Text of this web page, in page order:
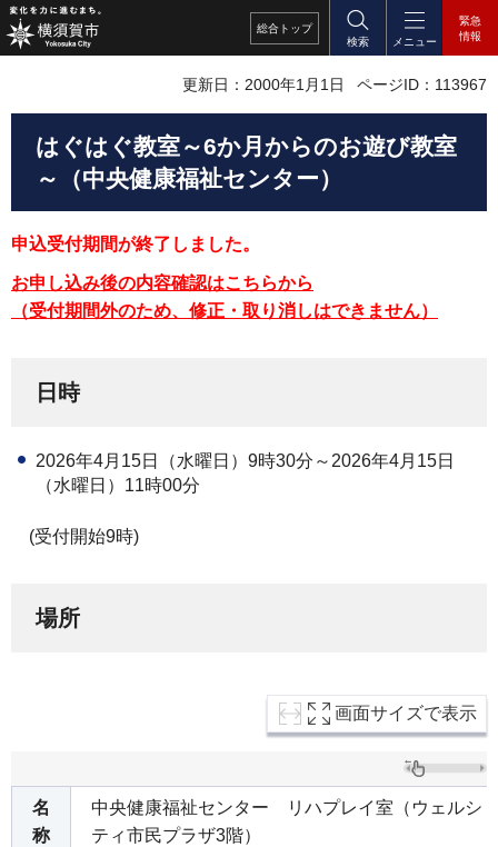
総合 トップ
検索
メニュー
緊急
情報
更新日：2000年1月1日 ページID：113967
はぐはぐ教室～6か月からのお遊び教室
～（中央健康福祉センター）
申込受付期間が終了しました。
お申し込み後の内容確認はこちらから
（受付期間外のため、修正・取り消しはできません）
日時
2026年4月15日（水曜日）9時30分～2026年4月15日
（水曜日）11時00分
(受付開始9時)
場所
画面サイズで表示
名
称
中央健康福祉センター リハプレイ室（ウェルシ
ティ市民プラザ3階）